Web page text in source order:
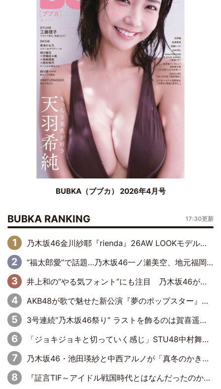
BUBKA（ブブカ） 2026年4月号
BUBKA RANKING 17:30更新
乃木坂46金川紗耶『rienda』26AW LOOKモデルに就任
“福太郎愛”で話題…乃木坂46一ノ瀬美空、地元福岡『めんべい25周年トップサポーター』に就任
井上和の“やる気フォント”にも注目 乃木坂46が挑んだ書道パフォーマンスの舞台裏
AKB48が歌で魅せた新公演『夢のポップスター』 初日から全身全霊のステージ
3号連続“乃木坂46祭り” ラストを飾るのは賀喜遥香…5年ぶりの登場に「5年分大人になった私を見ていただけたら」
「ジョキジョキと切っていく感じ」STU48中村舞、新しい挑戦は自らの手で
乃木坂46・池田瑛紗と中西アルノが「真冬のかき氷」騒動で火花散らす！ 因縁の裏にあるのは、逆境をともに“凌”ぐ似た者同士の絆
『証言TIF～アイドル戦国時代とはなんだったのか～』第11回：私立恵比寿中学・真山りか×安本彩花「TIFで10年ぶりのキョンシーメイクをしたら、場を完全に引かせてしまって。時代が変わったんだなって」